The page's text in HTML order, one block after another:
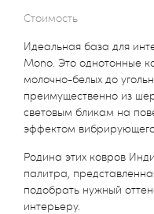
Стоимость
Идеальная база для
Mono. Это однотонные
молочно-белых до
преимущественно из
световым бликам на
эффектом
Родина этих ковров
палитра,
подобрать нужный
интерьеру.